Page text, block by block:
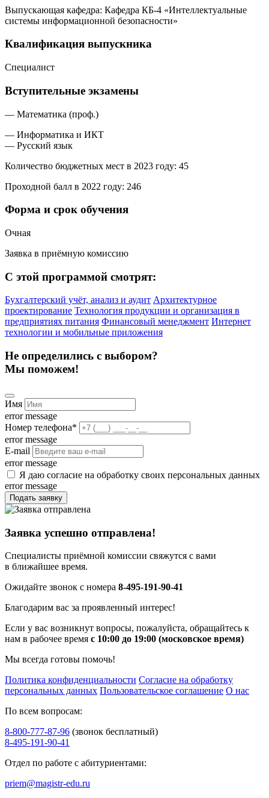
Выпускающая кафедра: Кафедра КБ-4 «Интеллектуальные
системы информационной безопасности»
Квалификация выпускника
Специалист
Вступительные экзамены
— Математика (проф.)
— Информатика и ИКТ
— Русский язык
Количество бюджетных мест в 2023 году: 45
Проходной балл в 2022 году: 246
Форма и срок обучения
Очная
Заявка в приёмную комиссию
С этой программой смотрят:
Бухгалтерский учёт, анализ и аудит Архитектурное
проектирование Технология продукции и организация в
предприятиях питания Финансовый менеджмент Интернет
технологии и мобильные приложения
Не определились с выбором?
Мы поможем!
Имя
error message
Номер телефона*
error message
E-mail
error message
Я даю согласие на обработку своих персональных данных
error message
Подать заявку
Заявка успешно отправлена!
Специалисты приёмной комиссии свяжутся с вами
в ближайшее время.
Ожидайте звонок с номера 8-495-191-90-41
Благодарим вас за проявленный интерес!
Если у вас возникнут вопросы, пожалуйста, обращайтесь к
нам в рабочее время с 10:00 до 19:00 (московское время)
Мы всегда готовы помочь!
Политика конфиденциальности Согласие на обработку
персональных данных Пользовательское соглашение О нас
По всем вопросам:
8-800-777-87-96 (звонок бесплатный)
8-495-191-90-41
Отдел по работе с абитуриентами:
priem@magistr-edu.ru